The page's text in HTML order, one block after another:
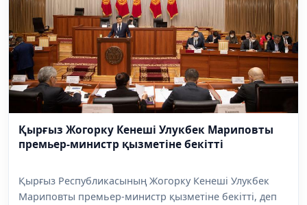
Қырғыз Жогорку Кенеші Улукбек Мариповты
премьер-министр қызметіне бекітті
Қырғыз Республикасының Жогорку Кенеші Улукбек
Мариповты премьер-министр қызметіне бекітті, деп